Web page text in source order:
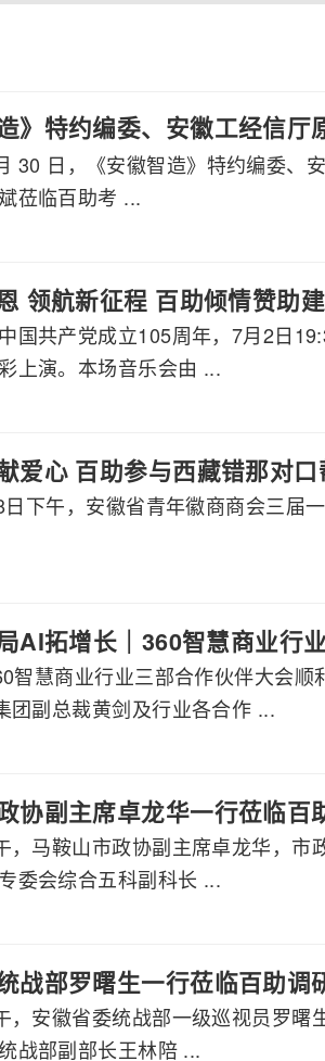
》特约编委、安徽工经信
莅临百助考察交流
30 日，《安徽智造》特约编委、
莅临百助考 ...
领航新征程 百助倾情赞助
国共产党成立105周年，7月2日
上演。本场音乐会由 ...
爱心 百助参与西藏错那对
下午，安徽省青年徽商商会三届
AI拓增长｜360智慧商业行
智慧商业行业三部合作伙伴大会
团副总裁黄剑及行业各合作 ...
协副主席卓龙华一行莅临百
，马鞍山市政协副主席卓龙华，
委会综合五科副科长 ...
战部罗曙生一行莅临百助调
，安徽省委统战部一级巡视员罗曙
战部副部长王林陪 ...